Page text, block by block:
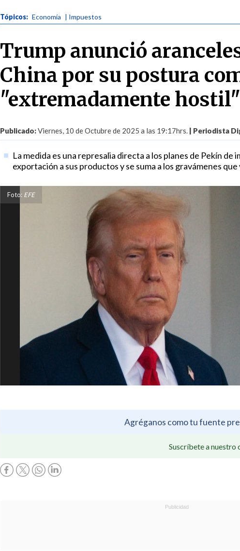
Tópicos: Economía | Impuestos
Trump anunció
China por su postura
"extremadamente hostil"
Publicado:Viernes, 10 de Octubre de 2025 a las 19:17hrs. | Periodista
La medida es una represalia directa a los planes de Pekín de
exportación a sus productos y se suma a los gravámenes que
Foto: EFE
Agréganos como tu fuente
Suscríbete a nuestro